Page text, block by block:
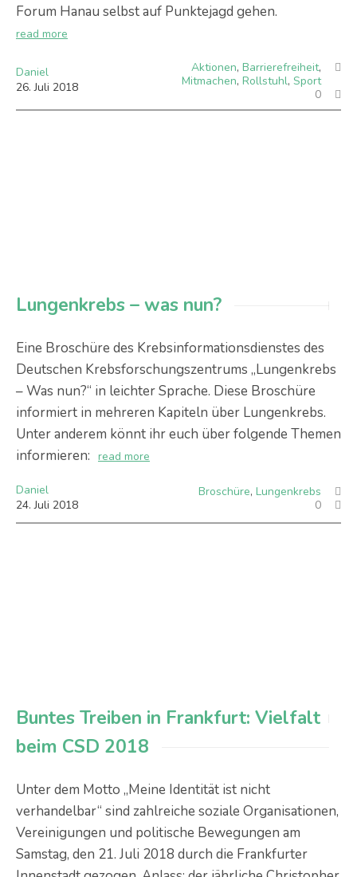
Forum Hanau selbst auf Punktejagd gehen.
read more
Daniel
26. Juli 2018
Aktionen, Barrierefreiheit,
Mitmachen, Rollstuhl, Sport
0
Lungenkrebs – was nun?
Eine Broschüre des Krebsinformationsdienstes des
Deutschen Krebsforschungszentrums „Lungenkrebs
– Was nun?“ in leichter Sprache. Diese Broschüre
informiert in mehreren Kapiteln über Lungenkrebs.
Unter anderem könnt ihr euch über folgende Themen
informieren: read more
Daniel
24. Juli 2018
Broschüre, Lungenkrebs
0
Buntes Treiben in Frankfurt: Vielfalt
beim CSD 2018
Unter dem Motto „Meine Identität ist nicht
verhandelbar“ sind zahlreiche soziale Organisationen,
Vereinigungen und politische Bewegungen am
Samstag, den 21. Juli 2018 durch die Frankfurter